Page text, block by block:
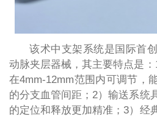
该术中支架系统是国际首
动脉夹层器械，其主要特点是：
在4mm-12mm范围内可调节，
的分支血管间距；2）输送系统
的定位和释放更加精准；3）经